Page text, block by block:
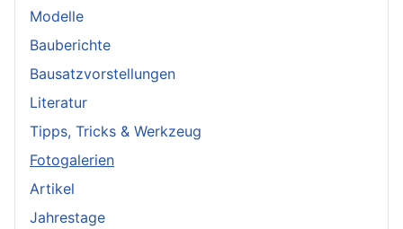
Modelle
Bauberichte
Bausatzvorstellungen
Literatur
Tipps, Tricks & Werkzeug
Fotogalerien
Artikel
Jahrestage